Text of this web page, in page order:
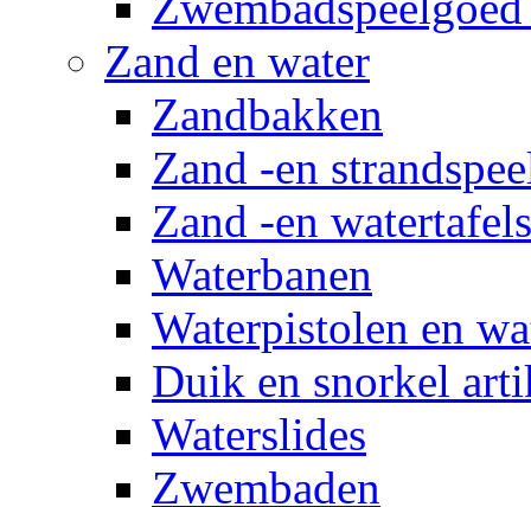
Zand en water
Zandbakken
Zand -en
Zand -en watertafels
Waterbanen
Waterpistolen en
Duik en snorkel
Waterslides
Zwembaden